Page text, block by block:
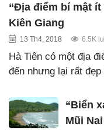
“Địa điểm bí mật ít
Kiên Giang
13 Th4, 2018 6.5K
Hà Tiên có một địa
đến nhưng lại rất
“Biển
Mũi